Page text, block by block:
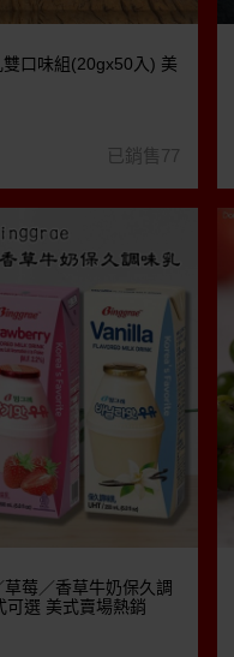
口味組(20gx50入) 美
已銷售77
莓／香草牛奶保久調
可選 美式賣場熱銷